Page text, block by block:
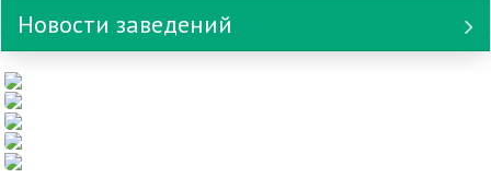
Новости заведений